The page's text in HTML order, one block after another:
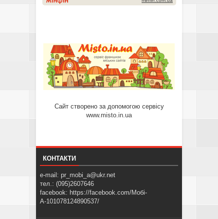
Сайт створено за допомогою сервісу
www.misto.in.ua
КОНТАКТИ
e-mail: pr_mobi_a@ukr.net
тел.: (095)2607646
facebook: https://facebook.com/Мобі-
А-101078124890537/